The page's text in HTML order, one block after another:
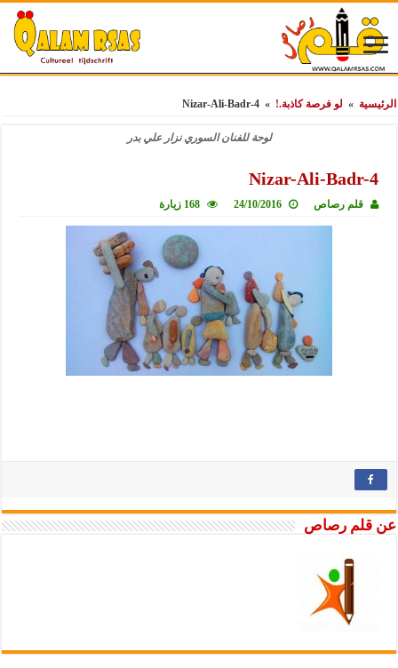
الرئيسية » لو فرصة كاذبة.! »
Nizar-Ali-Badr-4
لوحة للفنان السوري نزار علي بدر
Nizar-Ali-Badr-4
قلم رصاص 24/10/2016 168 زيارة
عن قلم رصاص